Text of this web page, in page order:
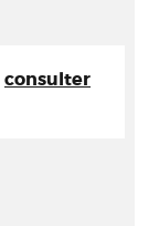
consulter